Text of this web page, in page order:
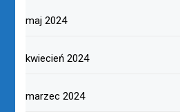
maj 2024
kwiecień 2024
marzec 2024